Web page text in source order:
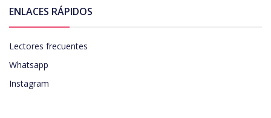
ENLACES RÁPIDOS
Lectores frecuentes
Whatsapp
Instagram